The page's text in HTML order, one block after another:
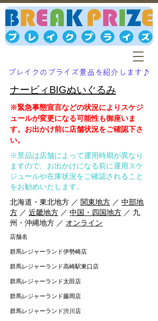
ブレイクのプライズ景品を紹介します♪
ナービィBIGぬいぐるみ
※緊急事態宣言などの状況によりスケジ
ュールが変更になる可能性も御座いま
す。お出かけ前に店舗状況をご確認下さ
い。
※景品は店舗によって運用時期が異なり
ますので、お出かけになる前に運用スケ
ジュールや在庫状況をご確認されること
をお勧めいたします。
北海道・東北地方 ／ 関東地方 ／ 中部地
方 ／ 近畿地方 ／ 中国・四国地方 ／ 九
州・沖縄地方 ／ オンライン
店舗名
群馬レジャーランド伊勢崎店
群馬レジャーランド高崎駅東口店
群馬レジャーランド太田店
群馬レジャーランド藤岡店
群馬レジャーランド渋川店